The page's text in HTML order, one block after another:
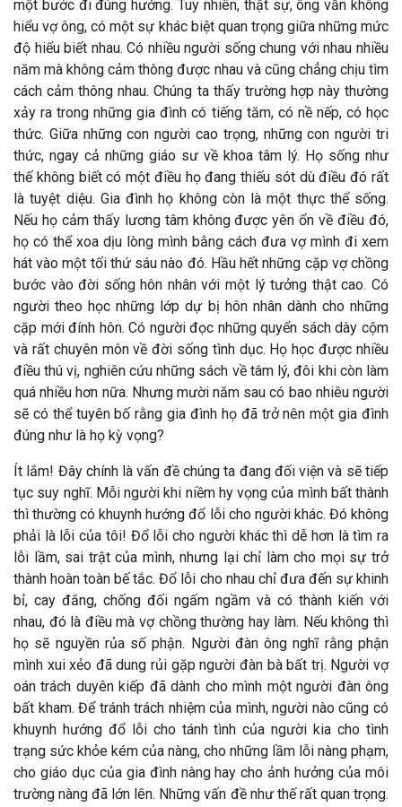
một bước đi đúng hướng. Tuy nhiên, thật sự, ông vẫn không
hiểu vợ ông, có một sự khác biệt quan trọng giữa những mức
độ hiểu biết nhau. Có nhiều người sống chung với nhau nhiều
năm mà không cảm thông được nhau và cũng chẳng chịu tìm
cách cảm thông nhau. Chúng ta thấy trường hợp này thường
xảy ra trong những gia đình có tiếng tăm, có nề nếp, có học
thức. Giữa những con người cao trọng, những con người tri
thức, ngay cả những giáo sư về khoa tâm lý. Họ sống như
thế không biết có một điều họ đang thiếu sót dù điều đó rất
là tuyệt diệu. Gia đình họ không còn là một thực thể sống.
Nếu họ cảm thấy lương tâm không được yên ổn về điều đó,
họ có thể xoa dịu lòng mình bằng cách đưa vợ mình đi xem
hát vào một tối thứ sáu nào đó. Hầu hết những cặp vợ chồng
bước vào đời sống hôn nhân với một lý tưởng thật cao. Có
người theo học những lớp dự bị hôn nhân dành cho những
cặp mới đính hôn. Có người đọc những quyển sách dày cộm
và rất chuyên môn về đời sống tình dục. Họ học được nhiều
điều thú vị, nghiên cứu những sách về tâm lý, đôi khi còn làm
quá nhiều hơn nữa. Nhưng mười năm sau có bao nhiêu người
sẽ có thể tuyên bố rằng gia đình họ đã trở nên một gia đình
đúng như là họ kỳ vọng?
Ít lắm! Đây chính là vấn đề chúng ta đang đối viện và sẽ tiếp
tục suy nghĩ. Mỗi người khi niềm hy vọng của mình bất thành
thì thường có khuynh hướng đổ lỗi cho người khác. Đó không
phải là lỗi của tôi! Đổ lỗi cho người khác thì dễ hơn là tìm ra
lỗi lầm, sai trật của mình, nhưng lại chỉ làm cho mọi sự trở
thành hoàn toàn bế tắc. Đổ lỗi cho nhau chỉ đưa đến sự khinh
bỉ, cay đắng, chống đối ngấm ngầm và có thành kiến với
nhau, đó là điều mà vợ chồng thường hay làm. Nếu không thì
họ sẽ nguyền rủa số phận. Người đàn ông nghĩ rằng phận
mình xui xẻo đã dung rủi gặp người đàn bà bất trị. Người vợ
oán trách duyên kiếp đã dành cho mình một người đàn ông
bất kham. Để tránh trách nhiệm của mình, người nào cũng có
khuynh hướng đổ lỗi cho tánh tình của người kia cho tình
trạng sức khỏe kém của nàng, cho những lầm lỗi nàng phạm,
cho giáo dục của gia đình nàng hay cho ảnh hưởng của môi
trường nàng đã lớn lên. Những vấn đề như thế rất quan trọng.